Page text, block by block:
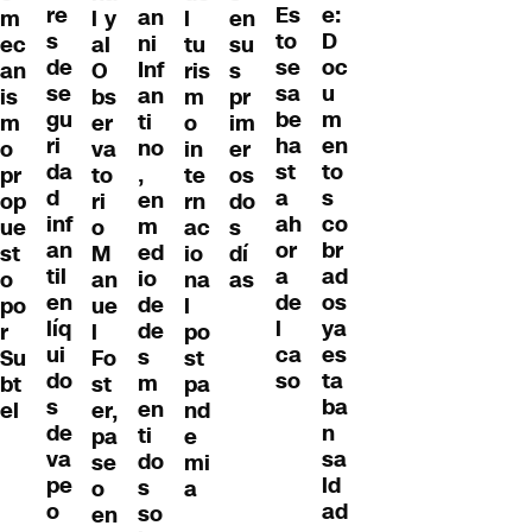
m
ec
an
is
m
o
pr
op
ue
st
o
po
r
Su
bt
el
re
s
de
se
gu
ri
da
d
inf
an
til
en
líq
ui
do
s
de
va
pe
o
l y
al
O
bs
er
va
to
ri
o
M
an
ue
l
Fo
st
er,
pa
se
o
en
an
ni
Inf
an
ti
no
,
en
m
ed
io
de
de
s
m
en
ti
do
s
so
l
tu
ris
m
o
in
te
rn
ac
io
na
l
po
st
pa
nd
e
mi
a
en
su
s
pr
im
er
os
do
s
dí
as
Es
to
se
sa
be
ha
st
a
ah
or
a
de
l
ca
so
e:
D
oc
u
m
en
to
s
co
br
ad
os
ya
es
ta
ba
n
sa
ld
ad